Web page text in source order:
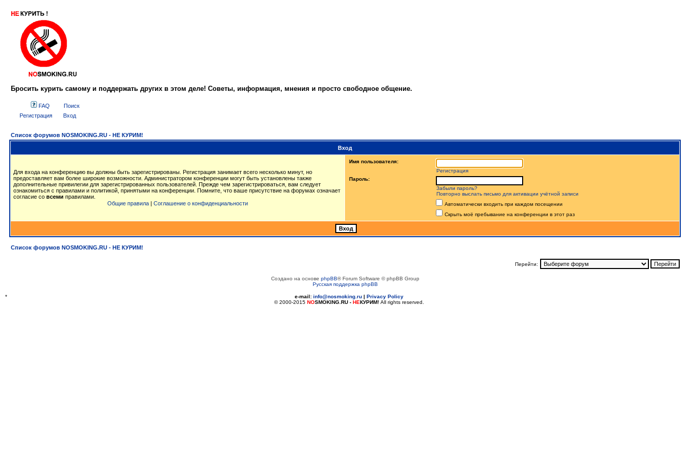
Бросить курить самому и поддержать других в этом деле! Советы, информация, мнения и просто свободное общение.
FAQ
Поиск
Регистрация
Вход
Список форумов NOSMOKING.RU - НЕ КУРИМ!
Вход
Для входа на конференцию вы должны быть зарегистрированы. Регистрация занимает всего несколько минут, но
предоставляет вам более широкие возможности. Администратором конференции могут быть установлены также
дополнительные привилегии для зарегистрированных пользователей. Прежде чем зарегистрироваться, вам следует
ознакомиться с правилами и политикой, принятыми на конференции. Помните, что ваше присутствие на форумах означает
согласие со всеми правилами.
Общие правила | Соглашение о конфиденциальности
Имя пользователя:
Регистрация
Пароль:
Забыли пароль?
Повторно выслать письмо для активации учётной записи
Автоматически входить при каждом посещении
Скрыть моё пребывание на конференции в этот раз
Список форумов NOSMOKING.RU - НЕ КУРИМ!
Перейти:
Создано на основе phpBB® Forum Software © phpBB Group
Русская поддержка phpBB
* e-mail: info@nosmoking.ru | Privacy Policy
© 2000-2015 NOSMOKING.RU - НЕКУРИМ! All rights reserved.